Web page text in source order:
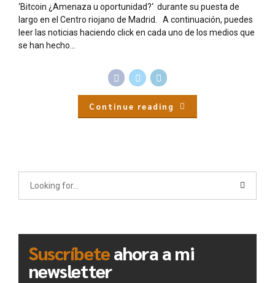
‘Bitcoin ¿Amenaza u oportunidad?‘ durante su puesta de
largo en el Centro riojano de Madrid. A continuación, puedes
leer las noticias haciendo click en cada uno de los medios que
se han hecho...
Continue reading
Suscríbeteahora a mi
newsletter